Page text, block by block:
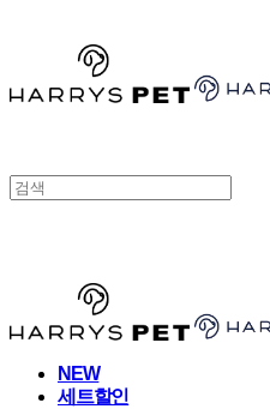
NEW
세트할인